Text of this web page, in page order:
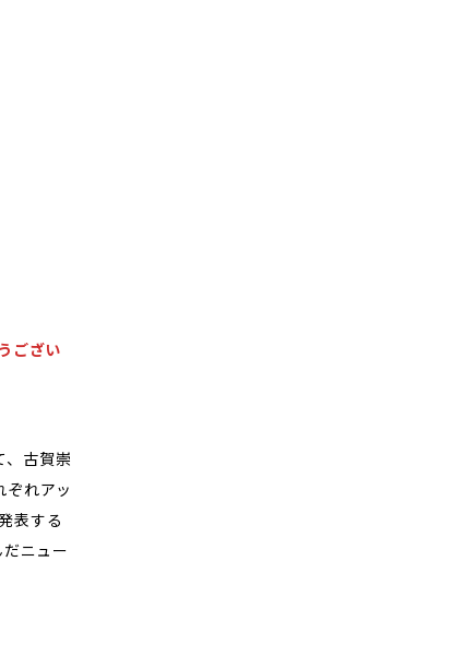
ござい
古賀崇
れアッ
表する
ニュー